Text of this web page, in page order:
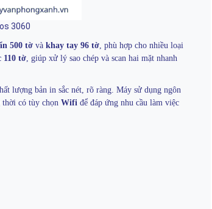
3060
500 tờ và khay tay 96 tờ, phù hợp cho nhiều loại
110 tờ, giúp xử lý sao chép và scan hai mặt nhanh
lượng bản in sắc nét, rõ ràng. Máy sử dụng ngôn
thời có tùy chọn Wifi để đáp ứng nhu cầu làm việc